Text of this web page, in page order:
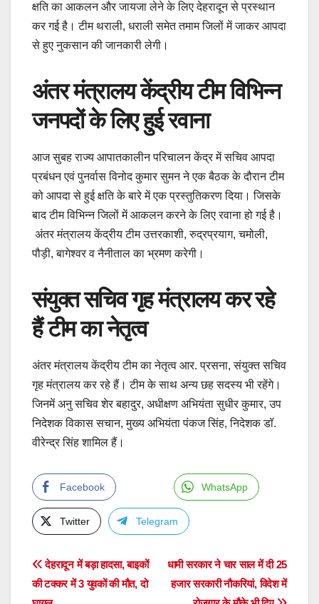
क्षति का आकलन और जायजा लेने के लिए देहरादून से प्रस्थान
कर गई है। टीम थराली, धराली समेत तमाम जिलों में जाकर आपदा
से हुए नुकसान की जानकारी लेगी।
अंतर मंत्रालय केंद्रीय टीम विभिन्न
जनपदों के लिए हुई रवाना
आज सुबह राज्य आपातकालीन परिचालन केंद्र में सचिव आपदा
प्रबंधन एवं पुनर्वास विनोद कुमार सुमन ने एक बैठक के दौरान टीम
को आपदा से हुई क्षति के बारे में एक प्रस्तुतिकरण दिया। जिसके
बाद टीम विभिन्न जिलों में आकलन करने के लिए रवाना हो गई है।
अंतर मंत्रालय केंद्रीय टीम उत्तरकाशी, रुद्रप्रयाग, चमोली,
पौड़ी, बागेश्वर व नैनीताल का भ्रमण करेगी।
संयुक्त सचिव गृह मंत्रालय कर रहे
हैं टीम का नेतृत्व
अंतर मंत्रालय केंद्रीय टीम का नेतृत्व आर. प्रसना, संयुक्त सचिव
गृह मंत्रालय कर रहे हैं। टीम के साथ अन्य छह सदस्य भी रहेंगे।
जिनमें अनु सचिव शेर बहादुर, अधीक्षण अभियंता सुधीर कुमार, उप
निदेशक विकास सचान, मुख्य अभियंता पंकज सिंह, निदेशक डॉ.
वीरेन्द्र सिंह शामिल हैं।
Facebook WhatsApp
Twitter Telegram
Post
navigation
धामी सरकार ने चार साल में दी 25
हजार सरकारी नौकरियां, विदेश में
देहरादून में बड़ा हादसा, बाइकों
की टक्कर में 3 युवकों की मौत, दो